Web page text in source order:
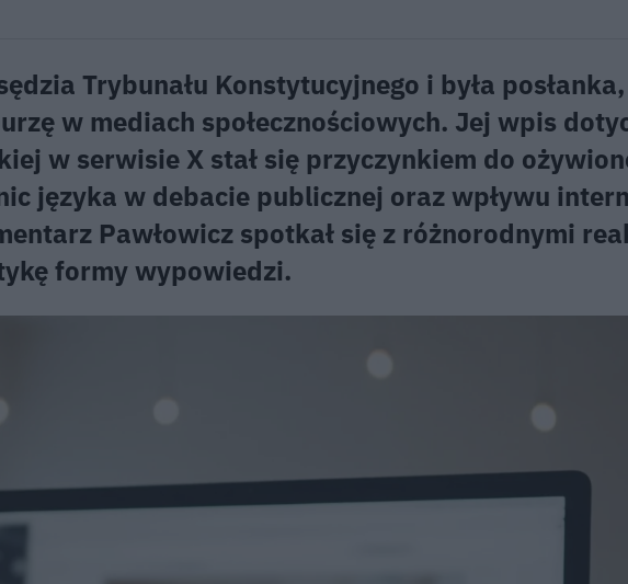
Trybunału Konstytucyjnego i była posłanka,
w mediach społecznościowych. Jej wpis
w serwisie X stał się przyczynkiem do
języka w debacie publicznej oraz wpływu
Pawłowicz spotkał się z różnorodnymi
formy wypowiedzi.